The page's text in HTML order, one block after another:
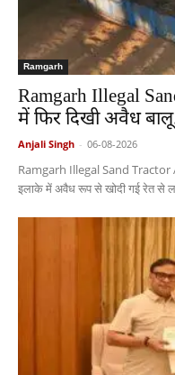
Ramgarh
Ramgarh Illegal
में फिर दिखी अवैध
Anjali Singh - 06-08-2026
Ramgarh Illegal Sand Tractor
इलाके में अवैध रूप से खोदी गई रेत से